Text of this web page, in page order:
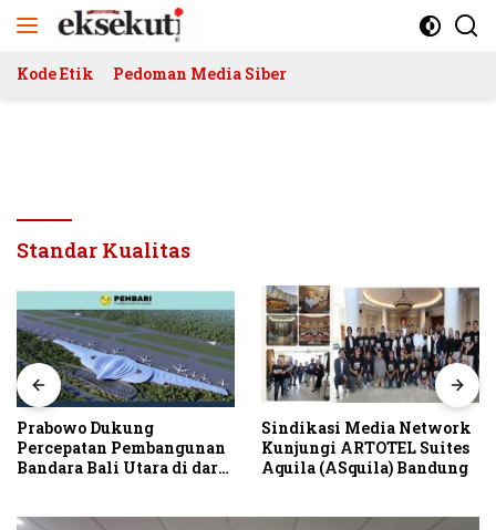
Kode Etik Pedoman Media Siber
Standar Kualitas
Prabowo Dukung
Percepatan Pembangunan
Bandara Bali Utara di darat
Sindikasi Media Network
Kunjungi ARTOTEL Suites
Aquila (ASquila) Bandung